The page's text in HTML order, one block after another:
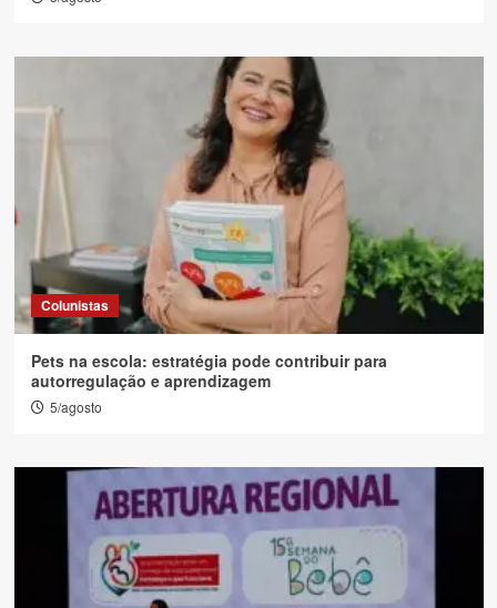
Colunistas
Pets na escola: estratégia pode contribuir para
autorregulação e aprendizagem
5/agosto